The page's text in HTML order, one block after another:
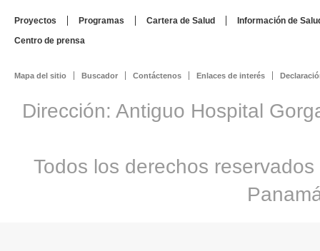
Proyectos Programas Cartera de Salud
Información de
Centro de prensa
Mapa del sitio Buscador Contáctenos Enlaces de interés
Dirección: Antiguo Hospital
Todos los derechos